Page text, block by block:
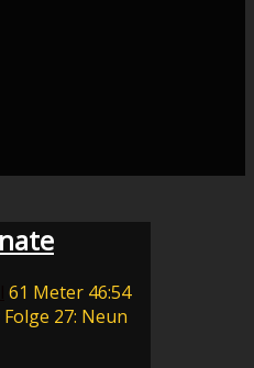
61 Meter 46:54
27: Neun